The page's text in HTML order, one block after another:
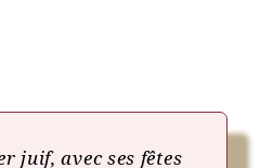
juif, avec ses fêtes